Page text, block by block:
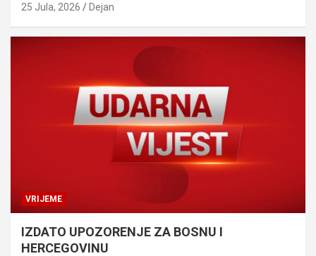
25 Jula, 2026 Dejan
VRIJEME
IZDATO UPOZORENJE ZA BOSNU I
HERCEGOVINU